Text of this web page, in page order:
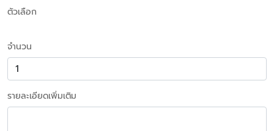
ตัวเลือก
จำนวน
รายละเอียดเพิ่มเติม